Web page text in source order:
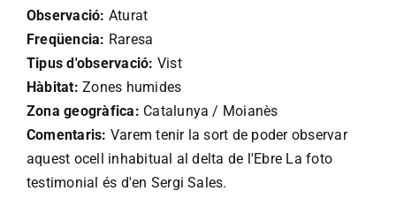
Observació: Aturat
Freqüencia: Raresa
Tipus d'observació: Vist
Hàbitat: Zones humides
Zona geogràfica: Catalunya / Moianès
Comentaris: Varem tenir la sort de poder observar
aquest ocell inhabitual al delta de l'Ebre La foto
testimonial és d'en Sergi Sales.